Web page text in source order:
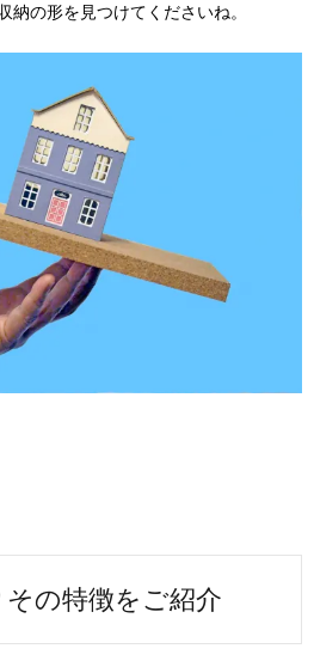
納の形を見つけてくださいね。
の特徴をご紹介